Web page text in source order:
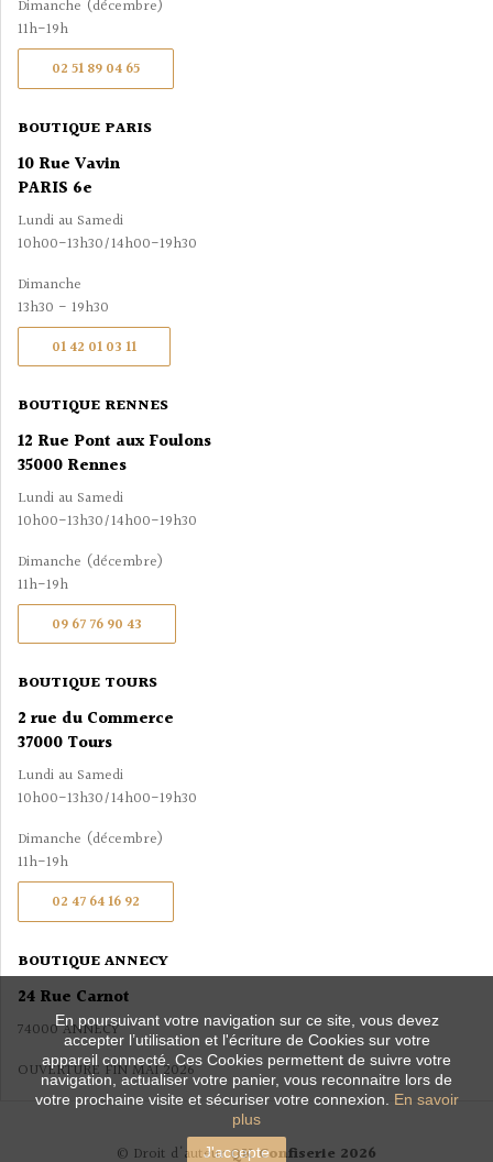
Dimanche (décembre)
11h-19h
02 51 89 04 65
BOUTIQUE PARIS
10 Rue Vavin
PARIS 6e
Lundi au Samedi
10h00-13h30/14h00-19h30
Dimanche
13h30 - 19h30
01 42 01 03 11
BOUTIQUE RENNES
12 Rue Pont aux Foulons
35000 Rennes
Lundi au Samedi
10h00-13h30/14h00-19h30
Dimanche (décembre)
11h-19h
09 67 76 90 43
BOUTIQUE TOURS
2 rue du Commerce
37000 Tours
Lundi au Samedi
10h00-13h30/14h00-19h30
Dimanche (décembre)
11h-19h
02 47 64 16 92
BOUTIQUE ANNECY
24 Rue Carnot
74000 ANNECY
OUVERTURE FIN MAI 2026
En poursuivant votre navigation sur ce site, vous devez
accepter l’utilisation et l'écriture de Cookies sur votre
appareil connecté. Ces Cookies permettent de suivre votre
navigation, actualiser votre panier, vous reconnaitre lors de
votre prochaine visite et sécuriser votre connexion. En savoir
plus
J'accepte
© Droit d'auteurQK Confiserie 2026